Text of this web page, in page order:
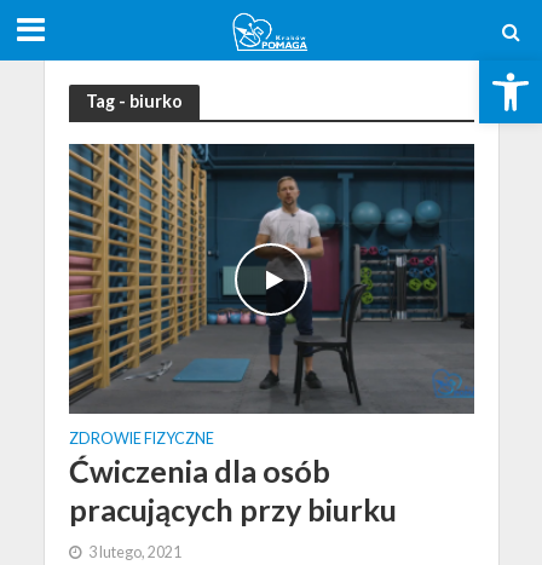
Otwórz pasek narzędzi
Tag - biurko
ZDROWIE FIZYCZNE
Ćwiczenia dla osób
pracujących przy biurku
3 lutego, 2021